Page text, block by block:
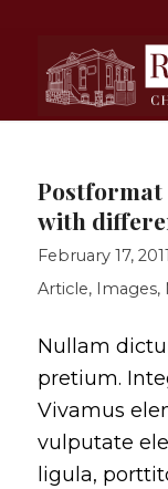
with
February 17, 2011
Article, Images,
Nullam
pretium.
Vivamus
vulputate
ligula,